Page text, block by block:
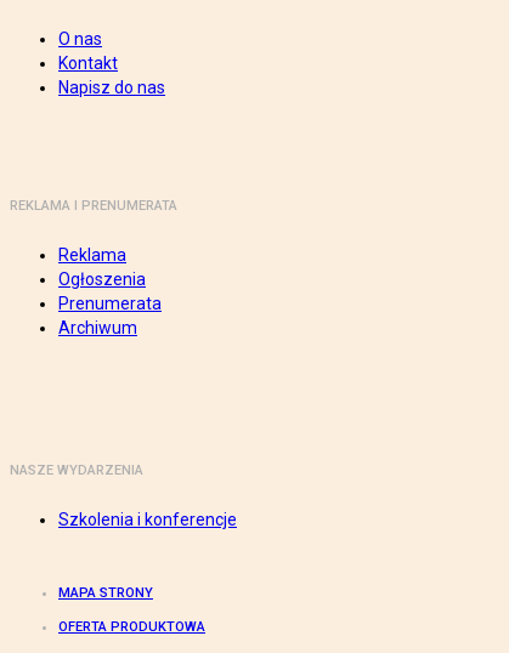
O nas
Kontakt
Napisz do nas
REKLAMA I PRENUMERATA
Reklama
Ogłoszenia
Prenumerata
Archiwum
NASZE WYDARZENIA
Szkolenia i konferencje
MAPA STRONY
OFERTA PRODUKTOWA